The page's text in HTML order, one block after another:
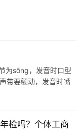
为sōng，发音时口型
带要颤动，发音时嘴
检吗？个体工商